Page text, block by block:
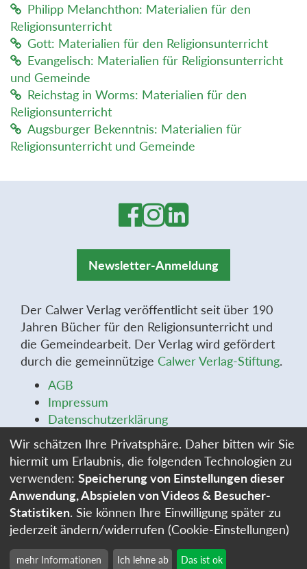
Philipp Melanchthon: Materialien für den
Religionsunterricht
Gott: Materialien für den Religionsunterricht
Evangelisch: Materialien für Religionsunterricht
und Gemeinde
Reichstag in Worms: Materialien für den
Religionsunterricht
Augsburger Bekenntnis: Materialien für
Religionsunterricht und Gemeinde
Newsletter-Anmeldung
Der Calwer Verlag veröffentlicht seit über 190
Jahren Bücher für den Religionsunterricht und
die Gemeindearbeit. Der Verlag wird gefördert
durch die gemeinnützige Calwer Verlag-Stiftung.
AGB
Impressum
Datenschutzerklärung
Widerrufsbelehrung
Widerrufsformular
Stellenangebote
Cookie-Einstellungen
Wir schätzen Ihre Privatsphäre. Daher bitten wir Sie
hiermit um Erlaubnis, die folgenden Technologien zu
verwenden: Speicherung von Einstellungen dieser
Anwendung, Abspielen von Videos & Besucher-
Statistiken. Sie können Ihre Einwilligung später zu
jederzeit ändern/widerrufen (Cookie-Einstellungen)
mehr Informationen Ich lehne ab Das ist ok